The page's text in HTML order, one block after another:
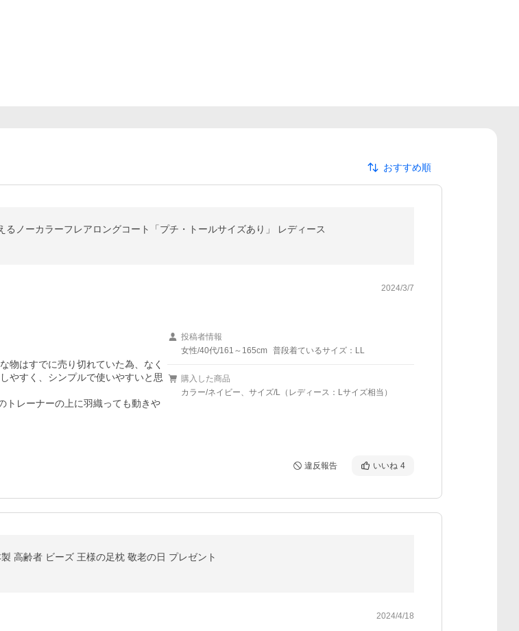
おすすめ順
ノーカラーフレアロングコート「プチ・トールサイズあり」 レディース
2024/3/7
物はすでに売り切れていた為、なく
やすく、シンプルで使いやすいと思
トレーナーの上に羽織っても動きや
投稿者情報
女性/40代/161～165cm 普段着ているサイズ：LL
購入した商品
カラー/ネイビー、サイズ/L（レディース：Lサイズ相当）
違反報告 いいね 4
高齢者 ビーズ 王様の足枕 敬老の日 プレゼント
2024/4/18